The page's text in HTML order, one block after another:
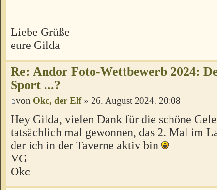
Liebe Grüße
eure Gilda
Re: Andor Foto-Wettbewerb 2024:
Sport ...?
von Okc, der Elf» 26. August 2024, 20:08
Hey Gilda, vielen Dank für die schöne
tatsächlich mal gewonnen, das 2. Mal im
der ich in der Taverne aktiv bin
VG
Okc